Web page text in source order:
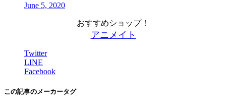
June 5, 2020
おすすめショップ！
アニメイト
Twitter
LINE
Facebook
この記事のメーカータグ